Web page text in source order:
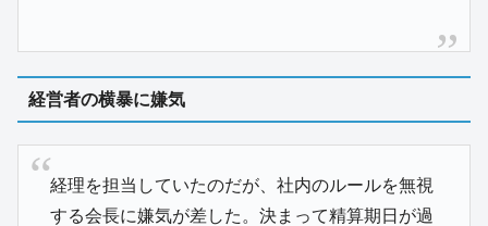
経営者の横暴に嫌気
経理を担当していたのだが、社内のルールを無視
する会長に嫌気が差した。決まって精算期日が過